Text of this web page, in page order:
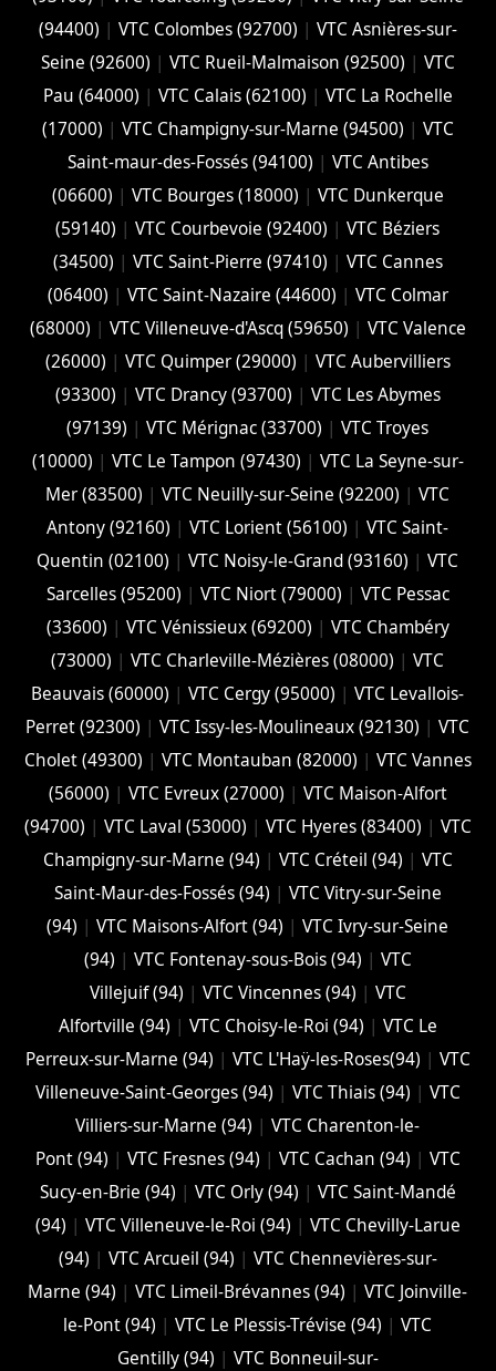
(94400) | VTC Colombes (92700) | VTC Asnières-sur-
Seine (92600) | VTC Rueil-Malmaison (92500) | VTC
Pau (64000) | VTC Calais (‎62100) | VTC La Rochelle
(17000) | VTC Champigny-sur-Marne (94500) | VTC
Saint-maur-des-Fossés (94100) | VTC Antibes
(06600) | VTC Bourges (18000) | VTC Dunkerque
(59140) |VTC Courbevoie (92400) |VTC Béziers
(34500) | VTC Saint-Pierre (97410) | VTC Cannes
(06400) | VTC Saint-Nazaire (44600) | VTC Colmar
(68000) | VTC Villeneuve-d'Ascq (59650) | VTC Valence
(26000) | VTC Quimper (29000) | VTC Aubervilliers
(93300) | VTC Drancy (93700) | VTC Les Abymes
(97139) |VTC Mérignac (33700) |VTC Troyes
(10000) | VTC Le Tampon (97430) | VTC La Seyne-sur-
Mer (83500) |VTC Neuilly-sur-Seine (92200) |VTC
Antony (92160) |VTC Lorient (56100) |VTC Saint-
Quentin (02100) |VTC Noisy-le-Grand (93160) |VTC
Sarcelles (95200) | VTC Niort (‎79000) | VTC Pessac
(33600) | VTC Vénissieux (69200) | VTC Chambéry
(‎73000) |VTC Charleville-Mézières (08000) |VTC
Beauvais (60000) |VTC Cergy (95000) |VTC Levallois-
Perret (92300) |VTC Issy-les-Moulineaux (92130) |VTC
Cholet (‎49300) | VTC Montauban (82000) | VTC Vannes
(56000) | VTC Evreux (27000) | VTC Maison-Alfort
(94700) | VTC Laval (53000) | VTC Hyeres (‎83400) | VTC
Champigny-sur-Marne (94) | VTC Créteil (94) | VTC
Saint-Maur-des-Fossés (94) | VTC Vitry-sur-Seine
(94) |VTC Maisons-Alfort (94) |VTC Ivry-sur-Seine
(94) | VTC Fontenay-sous-Bois (94) | VTC
Villejuif (94) | VTC Vincennes (94) | VTC
Alfortville (94) | VTC Choisy-le-Roi (94) | VTC Le
Perreux-sur-Marne (94) | VTC L'Haÿ-les-Roses(94) | VTC
Villeneuve-Saint-Georges (94) | VTC Thiais (94) | VTC
Villiers-sur-Marne (94) |VTC Charenton-le-
Pont (94) | VTC Fresnes (94) | VTC Cachan (94) | VTC
Sucy-en-Brie (94) | VTC Orly (94) | VTC Saint-Mandé
(94) | VTC Villeneuve-le-Roi (94) | VTC Chevilly-Larue
(94) | VTC Arcueil (94) | VTC Chennevières-sur-
Marne (94) |VTC Limeil-Brévannes (94) |VTC Joinville-
le-Pont (94) |VTC Le Plessis-Trévise (94) |VTC
Gentilly (94) | VTC Bonneuil-sur-